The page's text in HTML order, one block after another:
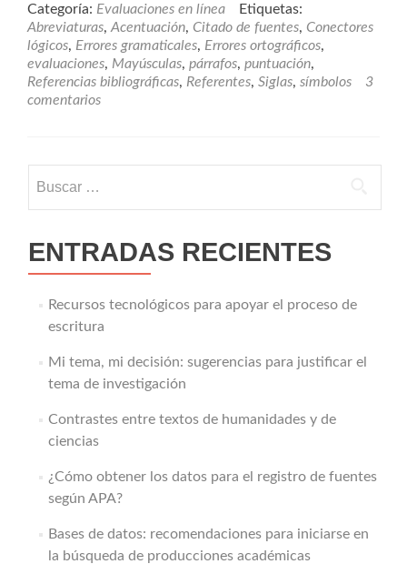
Categoría: Evaluaciones en línea
Etiquetas:
Abreviaturas, Acentuación, Citado de fuentes, Conectores
lógicos, Errores gramaticales, Errores ortográficos,
evaluaciones, Mayúsculas, párrafos, puntuación,
Referencias bibliográficas, Referentes, Siglas, símbolos
3
comentarios
ENTRADAS RECIENTES
Recursos tecnológicos para apoyar el proceso de
escritura
Mi tema, mi decisión: sugerencias para justificar el
tema de investigación
Contrastes entre textos de humanidades y de
ciencias
¿Cómo obtener los datos para el registro de fuentes
según APA?
Bases de datos: recomendaciones para iniciarse en
la búsqueda de producciones académicas